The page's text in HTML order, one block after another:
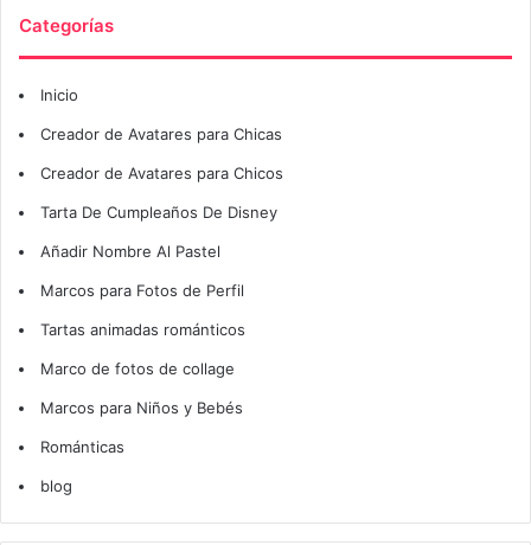
Categorías
Inicio
Creador de Avatares para Chicas
Creador de Avatares para Chicos
Tarta De Cumpleaños De Disney
Añadir Nombre Al Pastel
Marcos para Fotos de Perfil
Tartas animadas románticos
Marco de fotos de collage
Marcos para Niños y Bebés
Románticas
blog